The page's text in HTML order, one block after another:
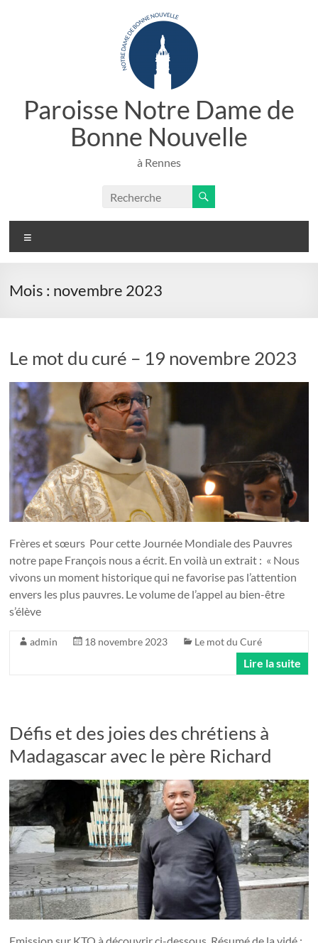
Paroisse Notre Dame de
Bonne Nouvelle
à Rennes
Mois : novembre 2023
Le mot du curé – 19 novembre 2023
Frères et sœurs Pour cette Journée Mondiale des Pauvres
notre pape François nous a écrit. En voilà un extrait : « Nous
vivons un moment historique qui ne favorise pas l’attention
envers les plus pauvres. Le volume de l’appel au bien-être
s’élève
admin 18 novembre 2023 Le mot du Curé
Lire la suite
Défis et des joies des chrétiens à
Madagascar avec le père Richard
Emission sur KTO à découvrir ci-dessous. Résumé de la vidé :